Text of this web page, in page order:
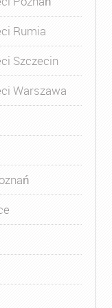
Rumia
Szczecin
Warszawa